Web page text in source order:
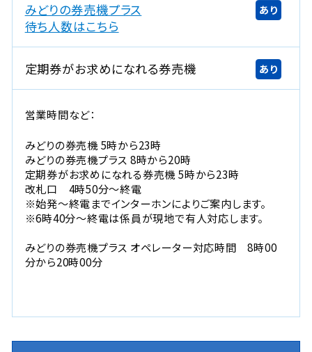
みどりの券売機プラス
新
規
ウ
イ
ン
ド
ウ
で
開
き
ま
す
。
待ち人数はこちら
あり
定期券がお求めになれる券売機 あり
営業時間など：
みどりの券売機 5時から23時
みどりの券売機プラス 8時から20時
定期券がお求めになれる券売機 5時から23時
改札口 4時50分～終電
※始発～終電までインターホンによりご案内します。
※6時40分～終電は係員が現地で有人対応します。
みどりの券売機プラス オペレーター対応時間 8時00
分から20時00分